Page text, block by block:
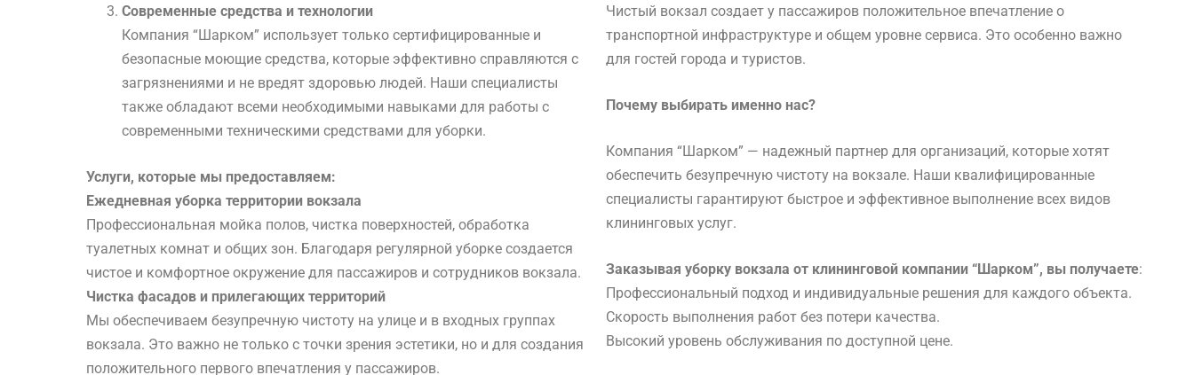
Современные средства и технологии
Компания “Шарком” использует только сертифицированные и
безопасные моющие средства, которые эффективно справляются с
загрязнениями и не вредят здоровью людей. Наши специалисты
также обладают всеми необходимыми навыками для работы с
современными техническими средствами для уборки.
Услуги, которые мы предоставляем:
Ежедневная уборка территории вокзала
Профессиональная мойка полов, чистка поверхностей, обработка
туалетных комнат и общих зон. Благодаря регулярной уборке создается
чистое и комфортное окружение для пассажиров и сотрудников вокзала.
Чистка фасадов и прилегающих территорий
Мы обеспечиваем безупречную чистоту на улице и в входных группах
вокзала. Это важно не только с точки зрения эстетики, но и для создания
положительного первого впечатления у пассажиров.
Чистый вокзал создает у пассажиров положительное впечатление о
транспортной инфраструктуре и общем уровне сервиса. Это особенно важно
для гостей города и туристов.
Почему выбирать именно нас?
Компания “Шарком” — надежный партнер для организаций, которые хотят
обеспечить безупречную чистоту на вокзале. Наши квалифицированные
специалисты гарантируют быстрое и эффективное выполнение всех видов
клининговых услуг.
Заказывая уборку вокзала от клининговой компании “Шарком”, вы получаете:
Профессиональный подход и индивидуальные решения для каждого объекта.
Скорость выполнения работ без потери качества.
Высокий уровень обслуживания по доступной цене.